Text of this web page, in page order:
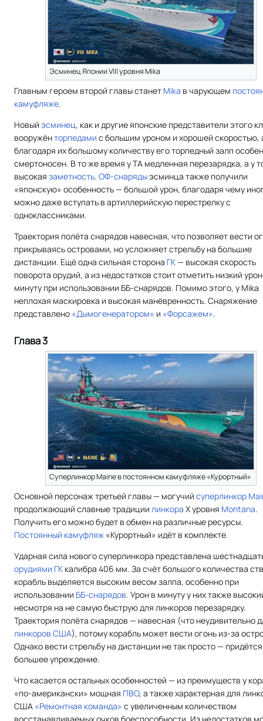
Эсминец Японии VIII уровня Mika
Главным героем второй главы станет Mika в чарующем
камуфляже.
Новый эсминец, как и другие японские представители этого
вооружёнторпедами с большим уроном и хорошей скоростью,
благодаря их большому количеству его торпедный залп
смертоносен. В то же время у ТА медленная перезарядка, а у
высокая заметность. ОФ-снарядыэсминца также получили
«японскую» особенность — большой урон, благодаря чему
можно даже вступать в артиллерийскую перестрелку с
одноклассниками.
Траектория полёта снарядов навесная, что позволяет вести
прикрываясь островами, но усложняет стрельбу на большие
дистанции. Ещё одна сильная сторона ГК— высокая скорость
поворота орудий, а из недостатков стоит отметить низкий
минуту при использовании ББ-снарядов. Помимо этого, у Mika
неплохая маскировка и высокая манёвренность. Снаряжение
представлено «Дымогенератором» и «Форсажем».
Глава 3
Суперлинкор Maine в постоянном камуфляже «Курортный»
Основной персонаж третьей главы — могучий суперлинкор
продолжающий славные традиции линкора X уровня Montana.
Получить его можно будет в обмен на различные ресурсы.
Постоянный камуфляж «Курортный» идёт в комплекте.
Ударная сила нового суперлинкора представлена
орудиями ГК калибра 406 мм. За счёт большого количества
корабль выделяется высоким весом залпа, особенно при
использовании ББ-снарядов. Урон в минуту у них также
несмотря на не самую быструю для линкоров перезарядку.
Траектория полёта снарядов — навесная (что неудивительно
линкоров США), потому корабль может вести огонь из-за
Однако вести стрельбу на дистанции не так просто —
большее упреждение.
Что касается остальных особенностей — из преимуществ у
«по-американски» мощная ПВО, а также характерная для
США «Ремонтная команда» с увеличенным количеством